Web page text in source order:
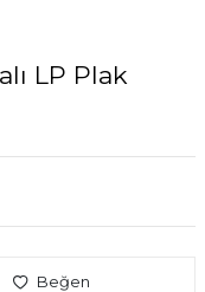
LP Plak
Beğen